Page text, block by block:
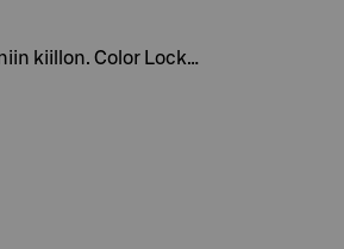
kiillon. Color Lock…